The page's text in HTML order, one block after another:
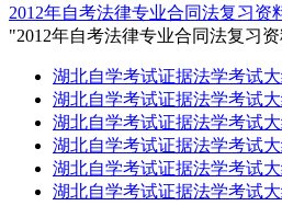
2012年自考法律专业合同法复习资
"2012年自考法律专业合同法复习
湖北自学考试证据法学考试
湖北自学考试证据法学考试
湖北自学考试证据法学考试
湖北自学考试证据法学考试
湖北自学考试证据法学考试
湖北自学考试证据法学考试